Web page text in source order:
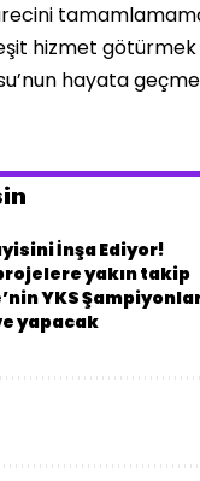
hizmet
hayata
İnşa Ediyor!
yakın takip
YKS
yapacak